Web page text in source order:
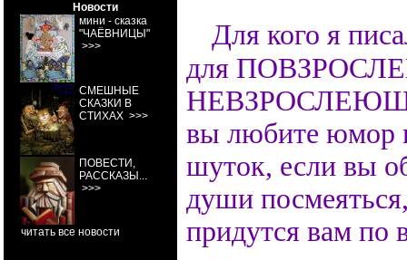
Новости
мини - сказка
"ЧАЁВНИЦЫ"
>>>
СМЕШНЫЕ
СКАЗКИ В
СТИХАХ >>>
ПОВЕСТИ,
РАССКАЗЫ...
>>>
читать все новости
Для кого я
для
вы любите юмор
шуток, если вы
души
придутся вам